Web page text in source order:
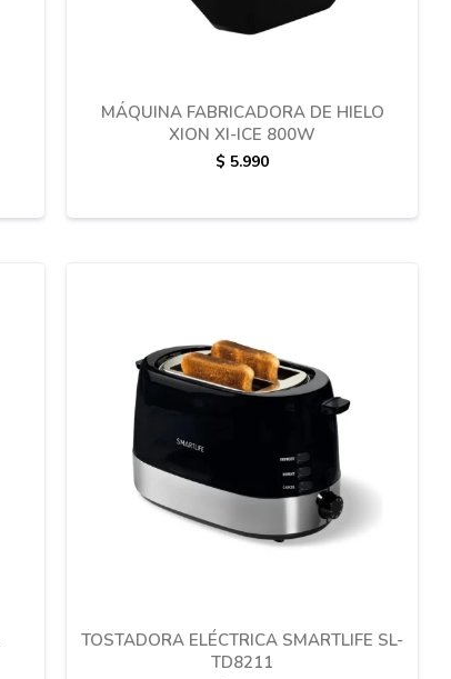
MÁQUINA FABRICADORA DE HIELO
XION XI-ICE 800W
$ 5.990
TOSTADORA ELÉCTRICA SMARTLIFE SL-
TD8211